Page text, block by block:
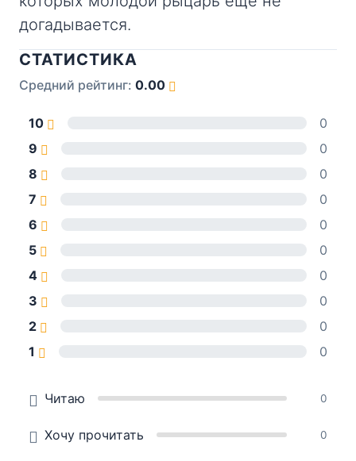
догадывается.
СТАТИСТИКА
Средний рейтинг: 0.00
10
0
9
0
8
0
7
0
6
0
5
0
4
0
3
0
2
0
1
0
Читаю 0
Хочу прочитать 0